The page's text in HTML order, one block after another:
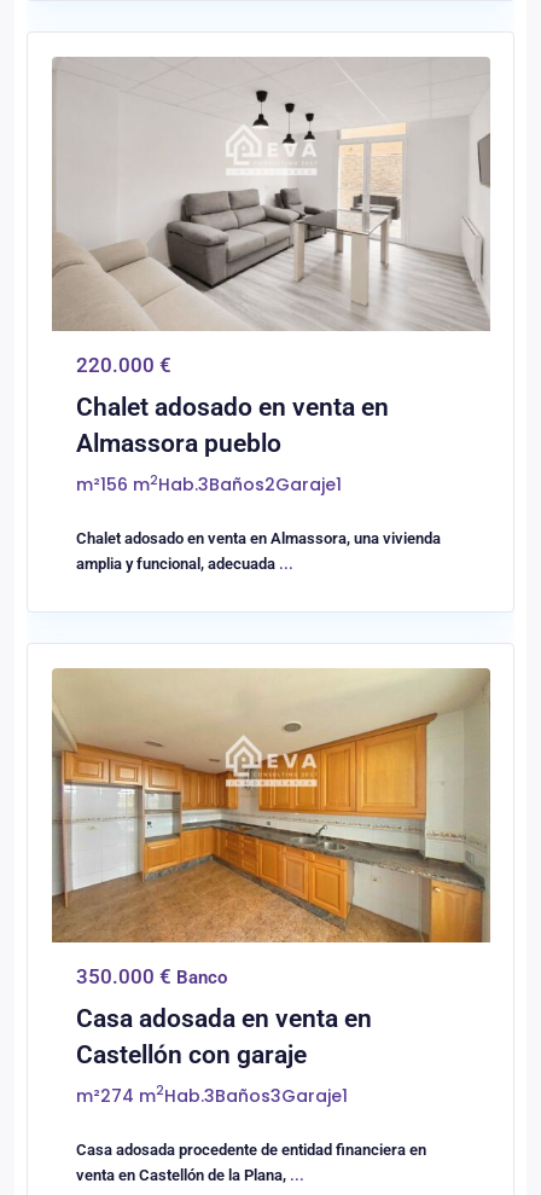
0 Almassora/Almazora
220.000 €
Chalet adosado en venta en
Almassora pueblo
m²156 m2Hab.3Baños2Garaje1
Chalet adosado en venta en Almassora, una vivienda
amplia y funcional, adecuada ...
0 Castellón/Castelló
350.000 € Banco
Casa adosada en venta en
Castellón con garaje
m²274 m2Hab.3Baños3Garaje1
Casa adosada procedente de entidad financiera en
venta en Castellón de la Plana, ...